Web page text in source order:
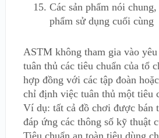
Các sản phẩm nói
phẩm sử dụng cuối cùng
ASTM không tham gia vào
tuân thủ các tiêu chuẩn của tổ
hợp đồng với các tập đoàn
chỉ định việc tuân thủ một tiêu
Ví dụ: tất cả đồ chơi được bán
đáp ứng các thông số kỹ thuật
Tiêu chuẩn an toàn tiêu dùng